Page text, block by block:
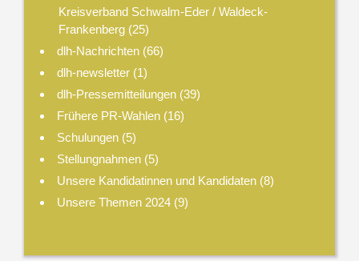
Kreisverband Schwalm-Eder / Waldeck-
Frankenberg(25)
dlh-Nachrichten (66)
dlh-newsletter (1)
dlh-Pressemitteilungen (39)
Frühere PR-Wahlen (16)
Schulungen (5)
Stellungnahmen (5)
Unsere Kandidatinnen und Kandidaten (8)
Unsere Themen 2024 (9)